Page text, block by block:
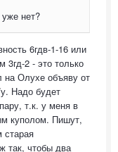
нет?
6гдв-1-16 или
3гд-2 - это только
на Олухе объяву от
Надо будет
т.к. у меня в
куполом. Пишут,
старая
так, чтобы два